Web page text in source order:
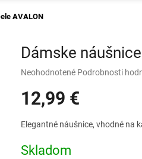
AVALON
Dámske
Priemerné
produktu
je
z
hviezdičiek.
Neohodnotené Podrobnosti
12,99 €
cena:
Elegantné náušnice, vhodné na
Skladom